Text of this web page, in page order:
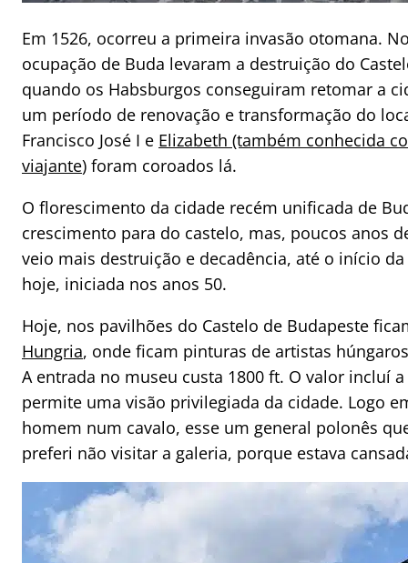
Em 1526, ocorreu a primeira invasão otomana.
ocupação de Buda levaram a destruição do
quando os Habsburgos conseguiram retomar a
um período de renovação e transformação do
Francisco José I e Elizabeth (também conhecida
viajante) foram coroados lá.
O florescimento da cidade recém unificada de
crescimento para do castelo, mas, poucos anos
veio mais destruição e decadência, até o início
hoje, iniciada nos anos 50.
Hoje, nos pavilhões do Castelo de Budapeste
Hungria, onde ficam pinturas de artistas
A entrada no museu custa 1800 ft. O valor incluí
permite uma visão privilegiada da cidade. Logo
homem num cavalo, esse um general polonês
preferi não visitar a galeria, porque estava